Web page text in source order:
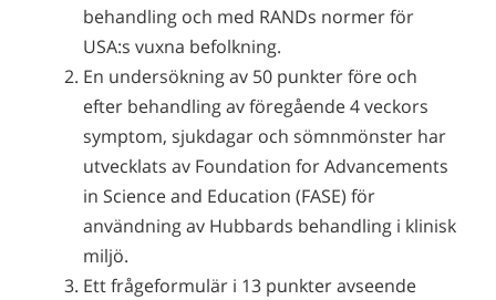
behandling och med RANDs normer för
USA:s vuxna befolkning.
En undersökning av 50 punkter före och
efter behandling av föregående 4 veckors
symptom, sjukdagar och sömnmönster har
utvecklats av Foundation for Advancements
in Science and Education (FASE) för
användning av Hubbards behandling i klinisk
miljö.
Ett frågeformulär i 13 punkter avseende